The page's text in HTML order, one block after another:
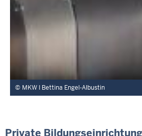
MKW I Bettina Engel-Albustin
Private